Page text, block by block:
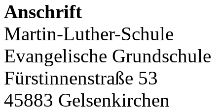
Anschrift
Martin-Luther-Schule
Evangelische Grundschule
Fürstinnenstraße 53
45883 Gelsenkirchen